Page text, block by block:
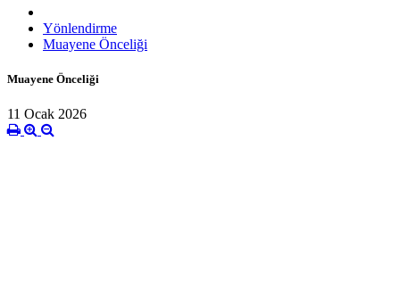
Yönlendirme
Muayene Önceliği
Muayene Önceliği
11 Ocak 2026